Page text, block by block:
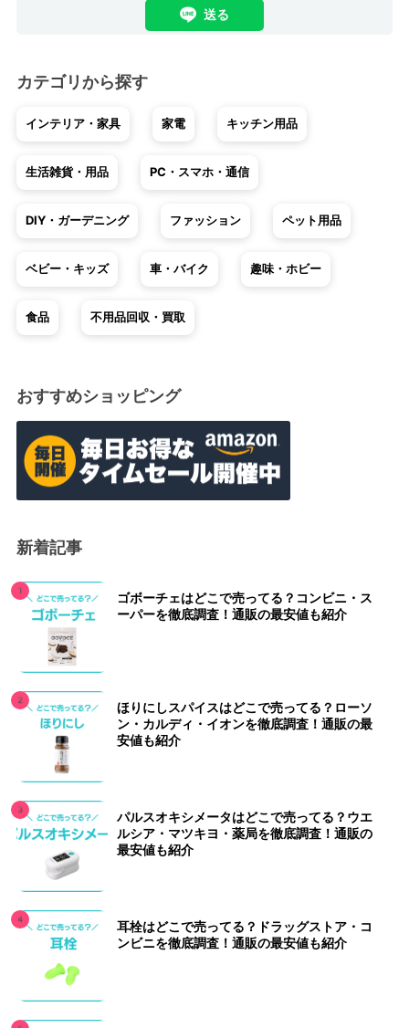
送る
カテゴリから探す
インテリア・家具 家電 キッチン用品
生活雑貨・用品 PC・スマホ・通信
DIY・ガーデニング ファッション ペット用品
ベビー・キッズ 車・バイク 趣味・ホビー
食品 不用品回収・買取
おすすめショッピング
新着記事
ゴボーチェはどこで売ってる？コンビニ・ス
ーパーを徹底調査！通販の最安値も紹介
ほりにしスパイスはどこで売ってる？ローソ
ン・カルディ・イオンを徹底調査！通販の最
安値も紹介
パルスオキシメータはどこで売ってる？ウエ
ルシア・マツキヨ・薬局を徹底調査！通販の
最安値も紹介
耳栓はどこで売ってる？ドラッグストア・コ
ンビニを徹底調査！通販の最安値も紹介